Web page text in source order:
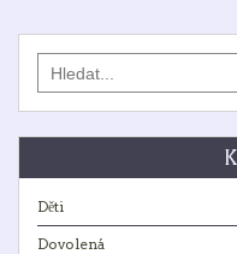
for:
Děti
Dovolená